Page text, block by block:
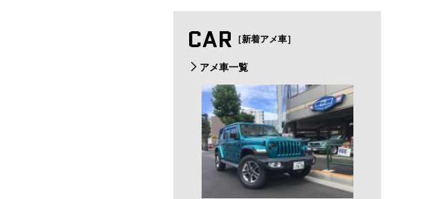
CAR ［新着アメ車］
アメ車一覧